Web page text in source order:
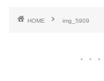
HOME img_5909